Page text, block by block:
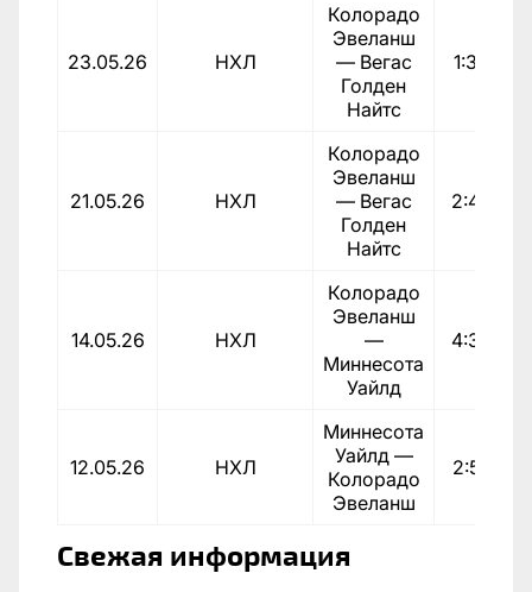
23.05.26 НХЛ
Колорадо
Эвеланш
— Вегас
Голден
Найтс
1:3
21.05.26 НХЛ
Колорадо
Эвеланш
— Вегас
Голден
Найтс
2:4
14.05.26 НХЛ
Колорадо
Эвеланш
—
Миннесота
Уайлд
4:3
12.05.26 НХЛ
Миннесота
Уайлд —
Колорадо
Эвеланш
2:5
Свежая информация